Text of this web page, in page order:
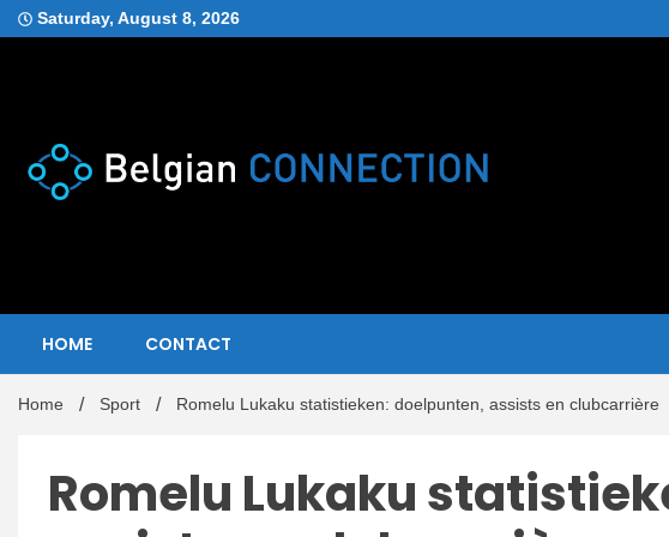
Skip
to
Saturday, August 8, 2026
Belgian
HOME CONTACT
Home Sport Romelu Lukaku statistieken: doelpunten, assists en clubcarrière
Romelu Lukaku